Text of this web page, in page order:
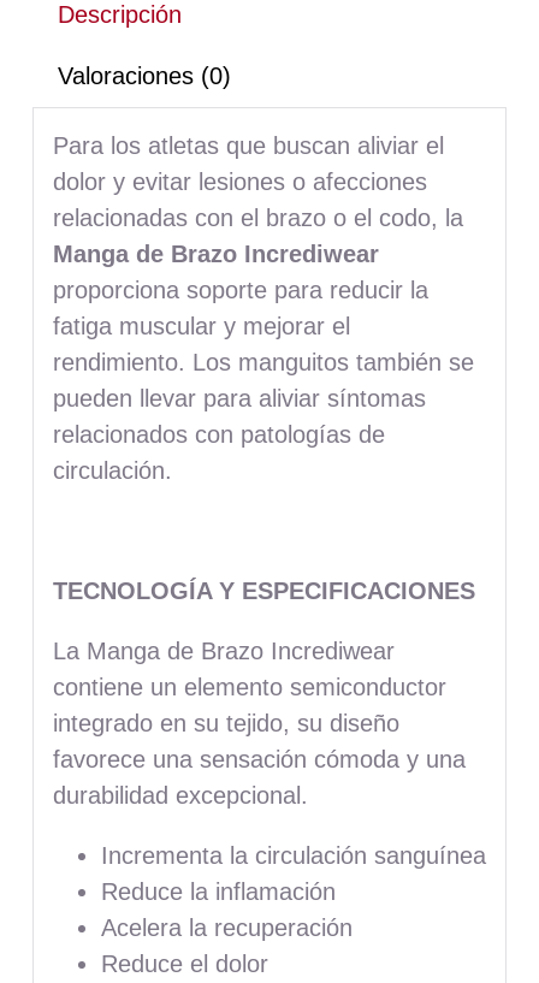
Descripción
Valoraciones (0)
Para los atletas que buscan aliviar el
dolor y evitar lesiones o afecciones
relacionadas con el brazo o el codo, la
Manga de Brazo Incrediwear
proporciona soporte para reducir la
fatiga muscular y mejorar el
rendimiento. Los manguitos también se
pueden llevar para aliviar síntomas
relacionados con patologías de
circulación.
TECNOLOGÍA Y ESPECIFICACIONES
La Manga de Brazo Incrediwear
contiene un elemento semiconductor
integrado en su tejido, su diseño
favorece una sensación cómoda y una
durabilidad excepcional.
Incrementa la circulación sanguínea
Reduce la inflamación
Acelera la recuperación
Reduce el dolor